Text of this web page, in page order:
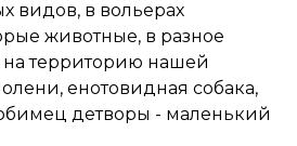
видов, в вольерах
животные, в разное
территорию нашей
енотовидная собака,
детворы - маленький